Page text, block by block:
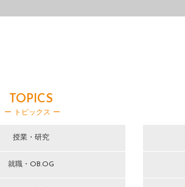
TOPICS
ー トピックス ー
授業・研究
就職・OB.OG